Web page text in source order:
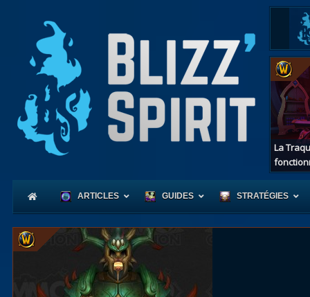
La
ARTICLES GUIDES STRATÉGIES